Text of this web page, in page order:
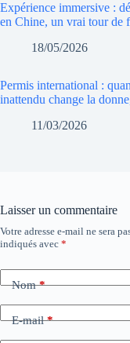
Expérience immersive :
en Chine, un vrai tour de
18/05/2026
Permis international :
inattendu change la
11/03/2026
Laisser un commentaire
Votre adresse e-mail ne sera
indiqués avec *
Nom*
E-mail*